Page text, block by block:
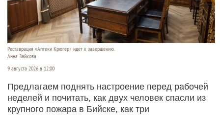
Реставрация «Аптеки Крюгер» идет к завершению.
Анна Зайкова
9 августа 2026 в 12:00
Предлагаем поднять настроение перед рабочей
неделей и почитать, как двух человек спасли из
крупного пожара в Бийске, как три